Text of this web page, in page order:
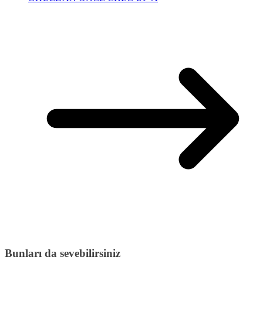
Bunları da sevebilirsiniz